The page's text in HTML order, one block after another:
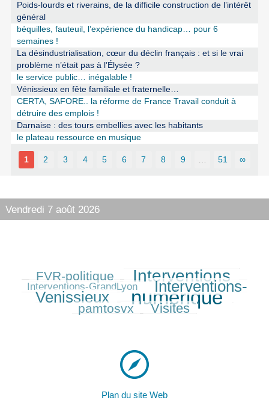
Poids-lourds et riverains, de la difficile construction de l’intérêt
général
béquilles, fauteuil, l’expérience du handicap… pour 6
semaines !
La désindustrialisation, cœur du déclin français : et si le vrai
problème n’était pas à l’Élysée ?
le service public… inégalable !
Vénissieux en fête familiale et fraternelle…
CERTA, SAFORE.. la réforme de France Travail conduit à
détruire des emplois !
Darnaise : des tours embellies avec les habitants
le plateau ressource en musique
1 2 3 4 5 6 7 8 9 51 ∞
Vendredi 7 août 2026
233/584FVR-politique
457/584 Interventions
82/584
Interventions-GrandLyon
387/584 Interventions-
Venissieux
584/584 numérique
210/584
pamtosvx Visites
Plan du site Web